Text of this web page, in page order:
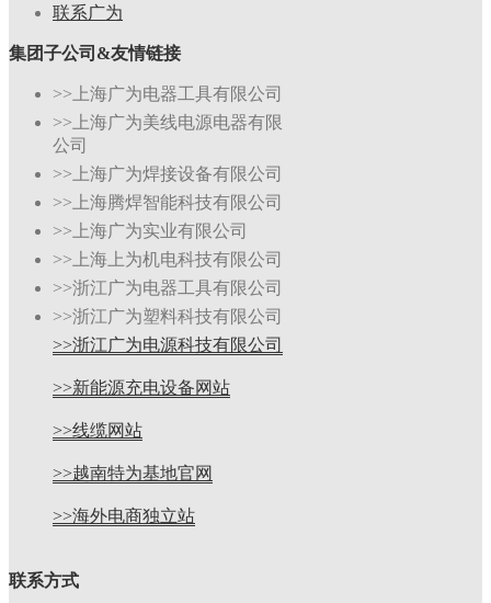
联系广为
集团子公司&友情链接
>>上海广为电器工具有限公司
>>上海广为美线电源电器有限
公司
>>上海广为焊接设备有限公司
>>上海腾焊智能科技有限公司
>>上海广为实业有限公司
>>上海上为机电科技有限公司
>>浙江广为电器工具有限公司
>>浙江广为塑料科技有限公司
>>浙江广为电源科技有限公司
>>新能源充电设备网站
>>线缆网站
>>越南特为基地官网
>>海外电商独立站
联系方式